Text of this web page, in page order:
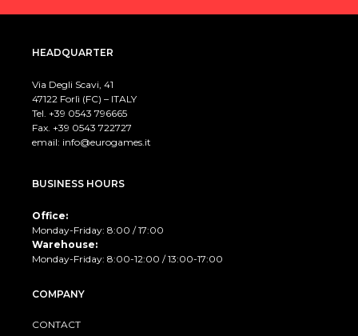
HEADQUARTER
Via Degli Scavi, 41
47122 Forlì (FC) – ITALY
Tel. +39 0543 796665
Fax. +39 0543 722727
email: info@eurogames.it
BUSINESS HOURS
Office:
Monday-Friday: 8:00 / 17:00
Warehouse:
Monday-Friday: 8:00-12:00 / 13:00-17:00
COMPANY
CONTACT